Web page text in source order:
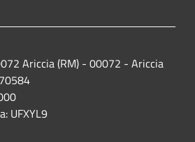
Ariccia (RM) - 00072 - Ariccia
UFXYL9